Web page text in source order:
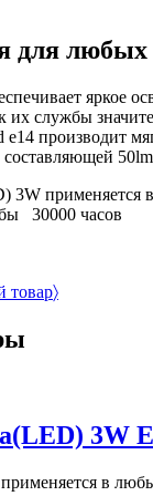
для
яркое
службы
e14 производит
3W применяется
30000 часов
товар〉
3W
в